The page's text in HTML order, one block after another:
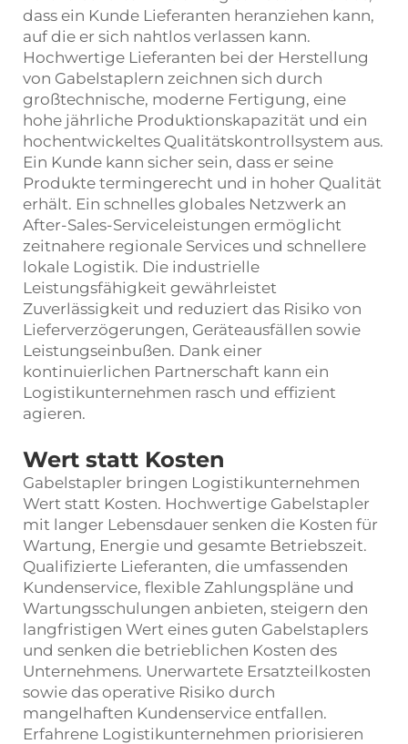
dass ein Kunde Lieferanten heranziehen kann,
auf die er sich nahtlos verlassen kann.
Hochwertige Lieferanten bei der Herstellung
von Gabelstaplern zeichnen sich durch
großtechnische, moderne Fertigung, eine
hohe jährliche Produktionskapazität und ein
hochentwickeltes Qualitätskontrollsystem aus.
Ein Kunde kann sicher sein, dass er seine
Produkte termingerecht und in hoher Qualität
erhält. Ein schnelles globales Netzwerk an
After-Sales-Serviceleistungen ermöglicht
zeitnahere regionale Services und schnellere
lokale Logistik. Die industrielle
Leistungsfähigkeit gewährleistet
Zuverlässigkeit und reduziert das Risiko von
Lieferverzögerungen, Geräteausfällen sowie
Leistungseinbußen. Dank einer
kontinuierlichen Partnerschaft kann ein
Logistikunternehmen rasch und effizient
agieren.
Wert statt Kosten
Gabelstapler bringen Logistikunternehmen
Wert statt Kosten. Hochwertige Gabelstapler
mit langer Lebensdauer senken die Kosten für
Wartung, Energie und gesamte Betriebszeit.
Qualifizierte Lieferanten, die umfassenden
Kundenservice, flexible Zahlungspläne und
Wartungsschulungen anbieten, steigern den
langfristigen Wert eines guten Gabelstaplers
und senken die betrieblichen Kosten des
Unternehmens. Unerwartete Ersatzteilkosten
sowie das operative Risiko durch
mangelhaften Kundenservice entfallen.
Erfahrene Logistikunternehmen priorisieren